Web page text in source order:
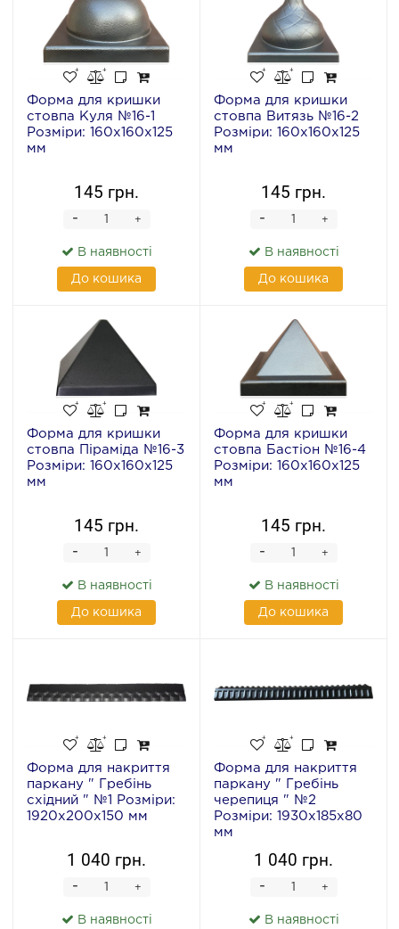
Форма для кришки
стовпа Куля №16-1
Розміри: 160x160x125
мм
145 грн.
+
-
В наявності
До кошика
Форма для кришки
стовпа Витязь №16-2
Розміри: 160x160x125
мм
145 грн.
+
-
В наявності
До кошика
Форма для кришки
стовпа Піраміда №16-3
Розміри: 160x160x125
мм
145 грн.
+
-
В наявності
До кошика
Форма для кришки
стовпа Бастіон №16-4
Розміри: 160x160x125
мм
145 грн.
+
-
В наявності
До кошика
Форма для накриття
паркану " Гребінь
східний " №1 Розміри:
1920х200х150 мм
1 040 грн.
+
-
В наявності
Форма для накриття
паркану " Гребінь
черепиця " №2
Розміри: 1930х185х80
мм
1 040 грн.
+
-
В наявності